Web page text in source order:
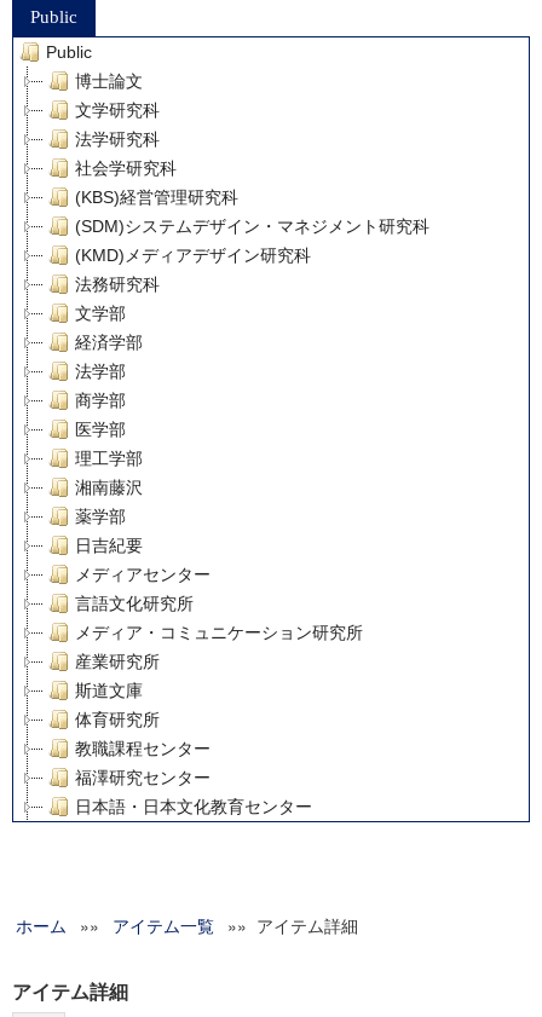
Public
Public
博士論文
文学研究科
法学研究科
社会学研究科
(KBS)経営管理研究科
(SDM)システムデザイン・マネジメント研究科
(KMD)メディアデザイン研究科
法務研究科
文学部
経済学部
法学部
商学部
医学部
理工学部
湘南藤沢
薬学部
日吉紀要
メディアセンター
言語文化研究所
メディア・コミュニケーション研究所
産業研究所
斯道文庫
体育研究所
教職課程センター
福澤研究センター
日本語・日本文化教育センター
グローバルリサーチインスティテュート
科学研究費補助金研究成果報告書
ホーム »» アイテム一覧 »» アイテム詳細
アイテム詳細